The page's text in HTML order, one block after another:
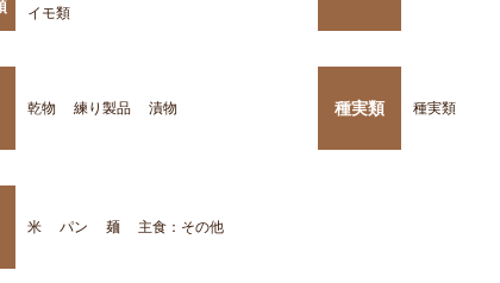
イモ類
乾物 練り製品 漬物 種実類 種実類
米 パン 麺 主食：その他